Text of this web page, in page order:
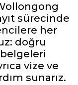
sürecinde
her
doğru
vize ve
sunarız.